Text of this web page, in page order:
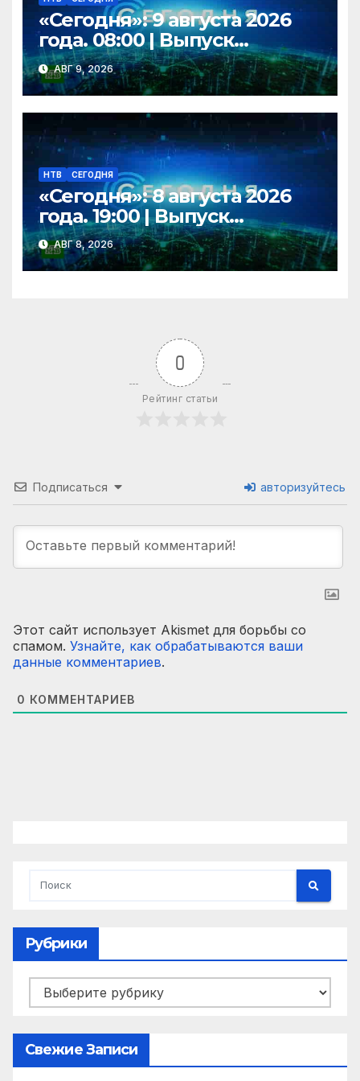
«Сегодня»: 9 августа 2026
года. 08:00 | Выпуск
новостей | Новости НТВ
АВГ 9, 2026
НТВ СЕГОДНЯ
«Сегодня»: 8 августа 2026
года. 19:00 | Выпуск
новостей | Новости НТВ
АВГ 8, 2026
0
Рейтинг статьи
Подписаться авторизуйтесь
Этот сайт использует Akismet для борьбы со
спамом. Узнайте, как обрабатываются ваши
данные комментариев.
0 КОММЕНТАРИЕВ
Рубрики
Рубрики
Свежие Записи